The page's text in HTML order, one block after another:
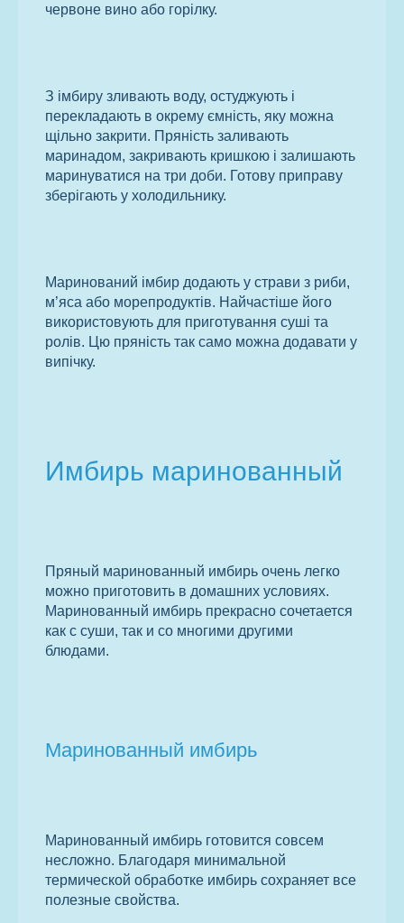
червоне вино або горілку.
З імбиру зливають воду, остуджують і
перекладають в окрему ємність, яку можна
щільно закрити. Пряність заливають
маринадом, закривають кришкою і залишають
маринуватися на три доби. Готову приправу
зберігають у холодильнику.
Маринований імбир додають у страви з риби,
м’яса або морепродуктів. Найчастіше його
використовують для приготування суші та
ролів. Цю пряність так само можна додавати у
випічку.
Имбирь маринованный
Пряный маринованный имбирь очень легко
можно приготовить в домашних условиях.
Маринованный имбирь прекрасно сочетается
как с суши, так и со многими другими
блюдами.
Маринованный имбирь
Маринованный имбирь готовится совсем
несложно. Благодаря минимальной
термической обработке имбирь сохраняет все
полезные свойства.